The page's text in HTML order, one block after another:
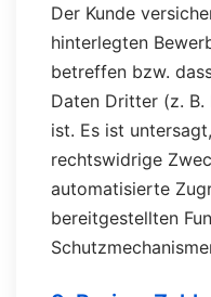
Der Kunde
hinterlegten
betreffen bzw.
Daten Dritter (z.
ist. Es ist
rechtswidrige
automatisierte
bereitgestellten